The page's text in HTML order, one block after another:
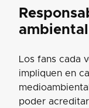
ambiental
Los fans cada
impliquen en
poder